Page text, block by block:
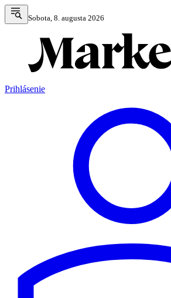
Sobota, 8. augusta 2026
Prihlásenie